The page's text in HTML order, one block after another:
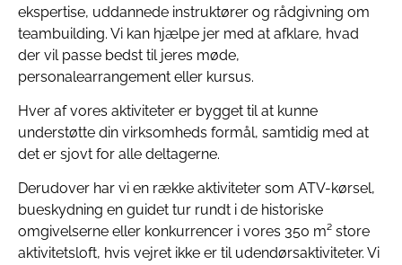
ekspertise, uddannede instruktører og rådgivning om
teambuilding. Vi kan hjælpe jer med at afklare, hvad
der vil passe bedst til jeres møde,
personalearrangement eller kursus.
Hver af vores aktiviteter er bygget til at kunne
understøtte din virksomheds formål, samtidig med at
det er sjovt for alle deltagerne.
Derudover har vi en række aktiviteter som ATV-kørsel,
bueskydning en guidet tur rundt i de historiske
omgivelserne eller konkurrencer i vores 350 m² store
aktivitetsloft, hvis vejret ikke er til udendørsaktiviteter. Vi